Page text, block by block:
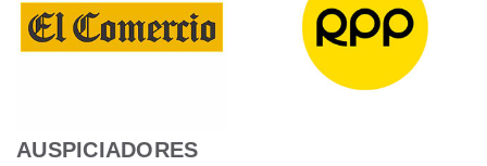
AUSPICIADORES